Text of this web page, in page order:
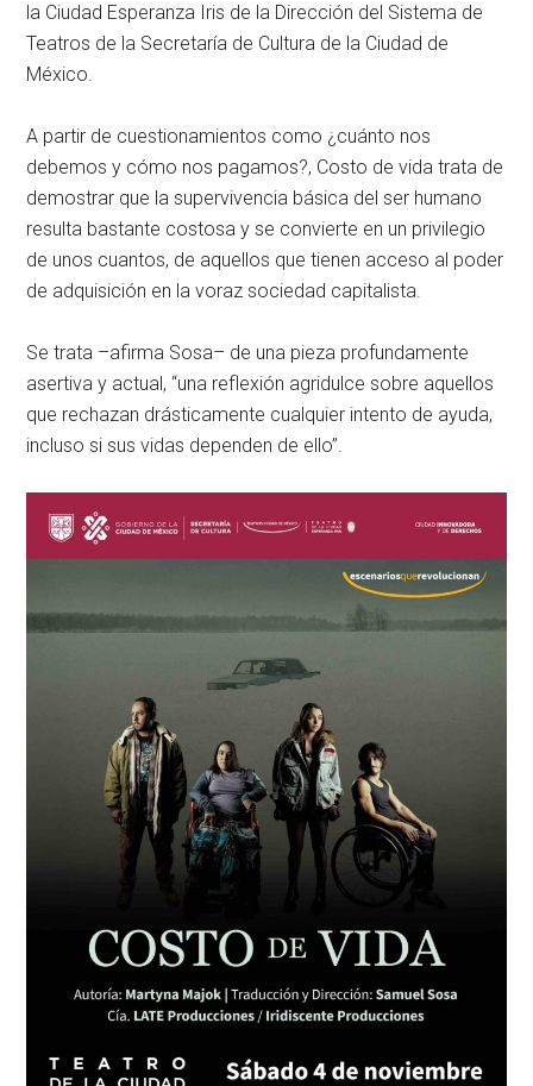
la Ciudad Esperanza Iris de la Dirección del Sistema de
Teatros de la Secretaría de Cultura de la Ciudad de
México.
A partir de cuestionamientos como ¿cuánto nos
debemos y cómo nos pagamos?, Costo de vida trata de
demostrar que la supervivencia básica del ser humano
resulta bastante costosa y se convierte en un privilegio
de unos cuantos, de aquellos que tienen acceso al poder
de adquisición en la voraz sociedad capitalista.
Se trata –afirma Sosa– de una pieza profundamente
asertiva y actual, “una reflexión agridulce sobre aquellos
que rechazan drásticamente cualquier intento de ayuda,
incluso si sus vidas dependen de ello”.